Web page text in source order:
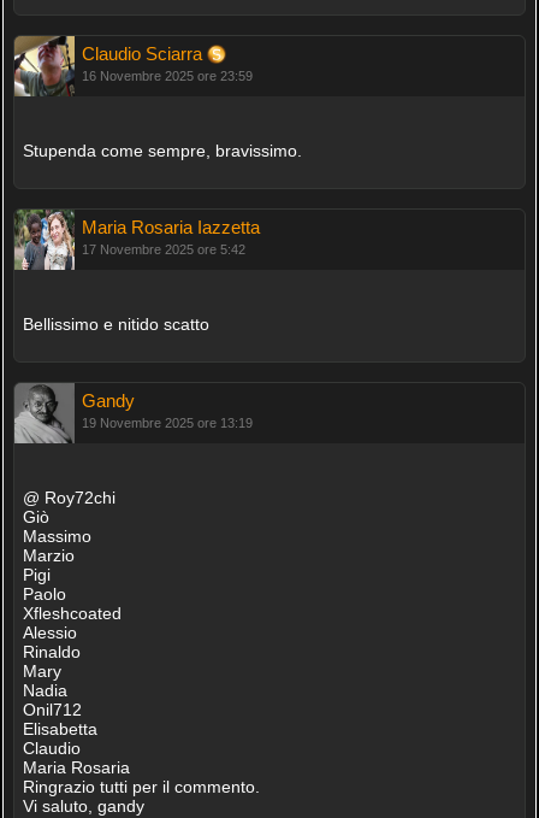
Claudio Sciarra
16 Novembre 2025 ore 23:59
Stupenda come sempre, bravissimo.
Maria Rosaria Iazzetta
17 Novembre 2025 ore 5:42
Bellissimo e nitido scatto
Gandy
19 Novembre 2025 ore 13:19
@ Roy72chi
Giò
Massimo
Marzio
Pigi
Paolo
Xfleshcoated
Alessio
Rinaldo
Mary
Nadia
Onil712
Elisabetta
Claudio
Maria Rosaria
Ringrazio tutti per il commento.
Vi saluto, gandy